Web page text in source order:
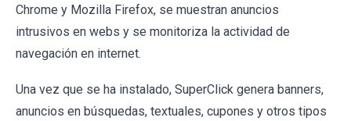
Chrome y Mozilla Firefox, se muestran anuncios
intrusivos en webs y se monitoriza la actividad de
navegación en internet.
Una vez que se ha instalado, SuperClick genera banners,
anuncios en búsquedas, textuales, cupones y otros tipos